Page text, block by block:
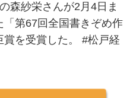
森紗栄さんが2月4日ま
第67回全国書きぞめ作
を受賞した。 #松戸経